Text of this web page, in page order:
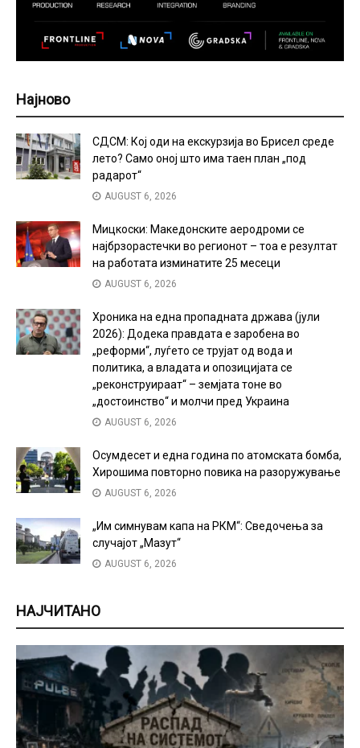
Најново
СДСМ: Кој оди на екскурзија во Брисел среде
лето? Само оној што има таен план „под
радарот“
AUGUST 6, 2026
Мицкоски: Македонските аеродроми се
најбрзорастечки во регионот – тоа е резултат
на работата изминатите 25 месеци
AUGUST 6, 2026
Хроника на една пропадната држава (јули
2026): Додека правдата е заробена во
„реформи“, луѓето се трујат од вода и
политика, а владата и опозицијата се
„реконструираат“ – земјата тоне во
„достоинство“ и молчи пред Украина
AUGUST 6, 2026
Осумдесет и една година по атомската бомба,
Хирошима повторно повика на разоружување
AUGUST 6, 2026
„Им симнувам капа на РКМ“: Сведочења за
случајот „Мазут“
AUGUST 6, 2026
НАЈЧИТАНО